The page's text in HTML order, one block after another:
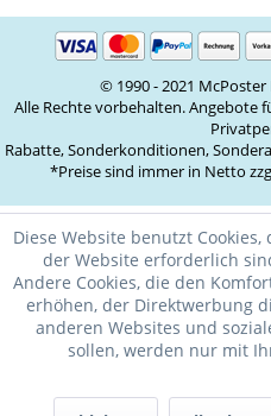
© 1990 - 2021
Alle Rechte vorbehalten. Angebote
Rabatte, Sonderkonditionen,
*Preise sind immer in Netto
Diese Website benutzt
der Website erforderlich
Andere Cookies, die den
erhöhen, der Direktwerbung
anderen Websites und
sollen, werden nur mit